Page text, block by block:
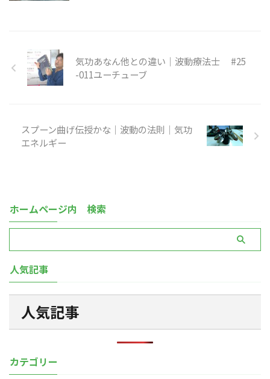
気功あなん他との違い｜波動療法士 #25
-011ユーチューブ
スプーン曲げ伝授かな｜波動の法則｜気功
エネルギー
ホームページ内 検索
人気記事
人気記事
カテゴリー